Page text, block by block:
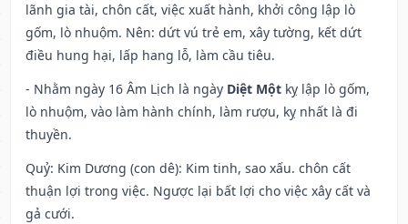
lãnh gia tài, chôn cất, việc xuất hành, khởi công lập lò
gốm, lò nhuộm. Nên: dứt vú trẻ em, xây tường, kết dứt
điều hung hại, lấp hang lỗ, làm cầu tiêu.
- Nhằm ngày 16 Âm Lịch là ngày Diệt Một kỵ lập lò gốm,
lò nhuộm, vào làm hành chính, làm rượu, kỵ nhất là đi
thuyền.
Quỷ: Kim Dương (con dê): Kim tinh, sao xấu. chôn cất
thuận lợi trong việc. Ngược lại bất lợi cho việc xây cất và
gả cưới.